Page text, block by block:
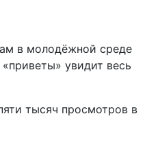
в молодёжной среде
увидит весь
тысяч просмотров в